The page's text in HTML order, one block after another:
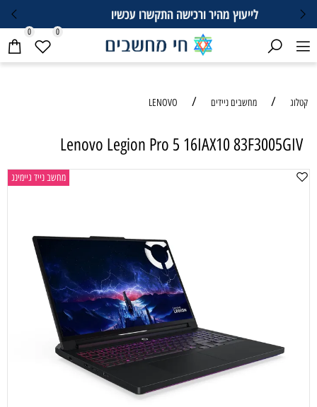
052-6869366
0 0
קטלוג / מחשבים ניידים /
LENOVO
Lenovo Legion Pro 5 16IAX10 83F3005GIV
מחשב נייד גיימינג